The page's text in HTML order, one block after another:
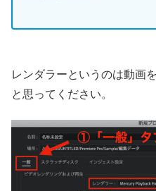
レンダラーというのは動画
と思ってください。